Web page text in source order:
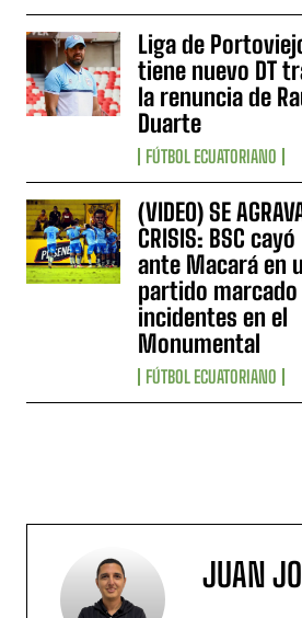
Liga de
tiene nuevo DT
la renuncia de
Duarte
FÚTBOL ECUATORIANO
(VIDEO) SE
CRISIS: BSC cayó
ante Macará en
partido
incidentes en el
Monumental
FÚTBOL ECUATORIANO
JUAN